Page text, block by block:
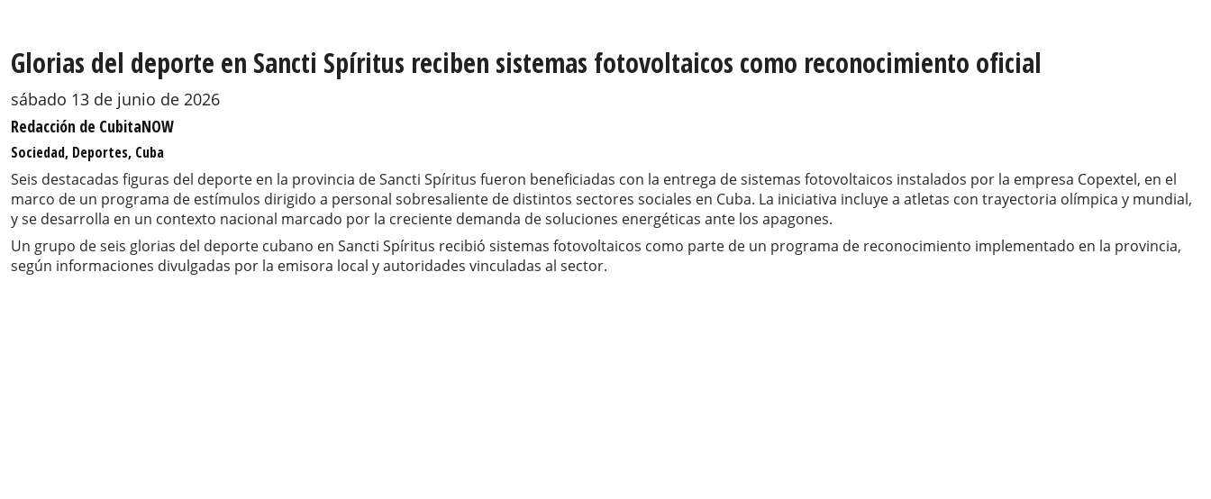
Glorias del deporte en Sancti Spíritus reciben sistemas fotovoltaicos como reconocimiento oficial
sábado 13 de junio de 2026
Redacción de CubitaNOW
Sociedad, Deportes, Cuba
Seis destacadas figuras del deporte en la provincia de Sancti Spíritus fueron beneficiadas con la entrega de sistemas fotovoltaicos instalados por la empresa Copextel, en el
marco de un programa de estímulos dirigido a personal sobresaliente de distintos sectores sociales en Cuba. La iniciativa incluye a atletas con trayectoria olímpica y mundial,
y se desarrolla en un contexto nacional marcado por la creciente demanda de soluciones energéticas ante los apagones.
Un grupo de seis glorias del deporte cubano en Sancti Spíritus recibió sistemas fotovoltaicos como parte de un programa de reconocimiento implementado en la provincia,
según informaciones divulgadas por la emisora local y autoridades vinculadas al sector.